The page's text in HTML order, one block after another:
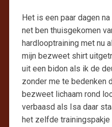
Het is een paar dagen
net ben thuisgekomen
hardlooptraining met nu
mijn bezweet shirt
uit een bidon als ik de
zonder me te bedenken
bezweet lichaam rond
verbaasd als Isa daar
het zelfde